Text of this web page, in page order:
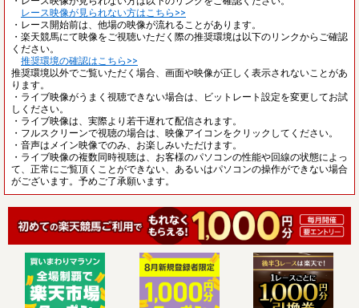
レース映像が見られない方はこちら>>
・レース開始前は、他場の映像が流れることがあります。
・楽天競馬にて映像をご視聴いただく際の推奨環境は以下のリンクからご確認
ください。
推奨環境の確認はこちら>>
推奨環境以外でご覧いただく場合、画面や映像が正しく表示されないことがあ
ります。
・ライブ映像がうまく視聴できない場合は、ビットレート設定を変更してお試
しください。
・ライブ映像は、実際より若干遅れて配信されます。
・フルスクリーンで視聴の場合は、映像アイコンをクリックしてください。
・音声はメイン映像でのみ、お楽しみいただけます。
・ライブ映像の複数同時視聴は、お客様のパソコンの性能や回線の状態によっ
て、正常にご覧頂くことができない、あるいはパソコンの操作ができない場合
がございます。予めご了承願います。